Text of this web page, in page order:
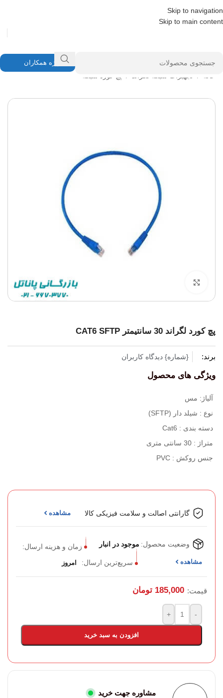
Skip to navigation
Skip to main content
ویژه همکاران
پچ کورد لگراند 30 سانتیمتر CAT6 SFTP
برند: {شماره} دیدگاه کاربران
ویژگی های محصول
آلیاژ: مس
نوع : شیلد دار (SFTP)
دسته بندی : Cat6
متراژ : 30 سانتی متری
جنس روکش : PVC
گارانتی اصالت و سلامت فیزیکی کالا مشاهده
وضعیت محصول: موجود در انبار زمان و هزینه ارسال:
مشاهده سریع‌ترین ارسال: امروز
قیمت: 185,000 تومان
-
+
افزودن به سبد خرید
مشاوره جهت خرید